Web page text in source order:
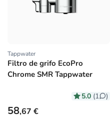
Proveedor:
Tappwater
Filtro de grifo EcoPro
Chrome SMR Tappwater
5.0 (1 )
Precio habitual
58,67 €